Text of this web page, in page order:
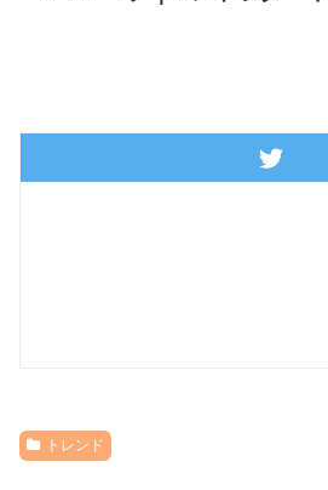
トレンド